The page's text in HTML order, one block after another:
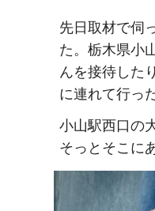
先日取材で伺
た。栃木県小
んを接待した
に連れて行っ
小山駅西口の
そっとそこに